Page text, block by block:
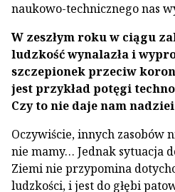
naukowo-technicznego nas
W zeszłym roku w ciągu
ludzkość wynalazła i
szczepionek przeciw
jest przykład potęgi
Czy to nie daje nam
Oczywiście, innych zasobów
nie mamy… Jednak sytuacja
Ziemi nie przypomina
ludzkości, i jest do głębi